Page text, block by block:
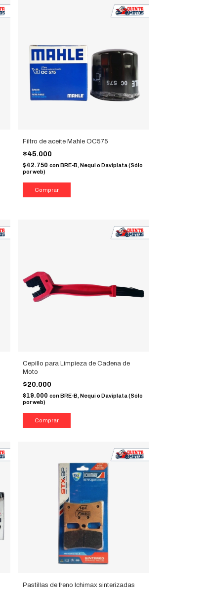
Filtro de aceite Mahle OC575
$45.000
$42.750 con BRE-B, Nequi o Daviplata (Sólo
por web)
Cepillo para Limpieza de Cadena de
Moto
$20.000
$19.000 conBRE-B, Nequi o Daviplata (Sólo
por web)
Pastillas de freno Ichimax sinterizadas